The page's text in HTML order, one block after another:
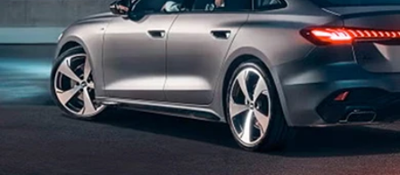
Preferência de contato:
Email